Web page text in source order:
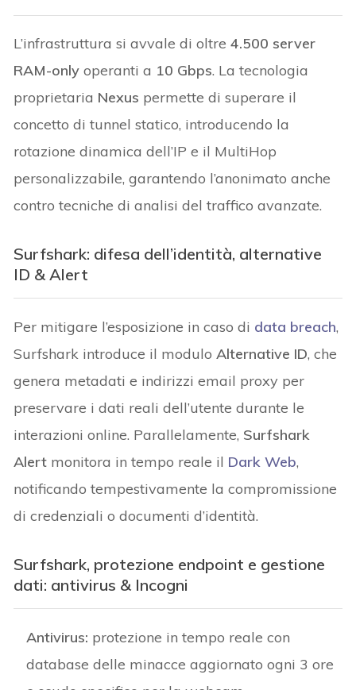
L’infrastruttura si avvale di oltre4.500 server
RAM-only operanti a 10 Gbps. La tecnologia
proprietaria Nexus permette di superare il
concetto di tunnel statico, introducendo la
rotazione dinamica dell’IP e il MultiHop
personalizzabile, garantendo l’anonimato anche
contro tecniche di analisi del traffico avanzate.
Surfshark: difesa dell’identità, alternative
ID & Alert
Per mitigare l’esposizione in caso di data breach,
Surfshark introduce il moduloAlternative ID, che
genera metadati e indirizzi email proxy per
preservare i dati reali dell’utente durante le
interazioni online. Parallelamente, Surfshark
Alert monitora in tempo reale il Dark Web,
notificando tempestivamente la compromissione
di credenziali o documenti d’identità.
Surfshark, protezione endpoint e gestione
dati: antivirus & Incogni
Antivirus: protezione in tempo reale con
database delle minacce aggiornato ogni 3 ore